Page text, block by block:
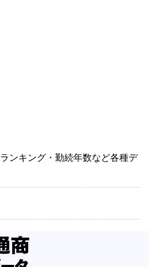
ンキング・勤続年数など各種デ